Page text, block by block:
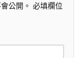
公開。 必填欄位